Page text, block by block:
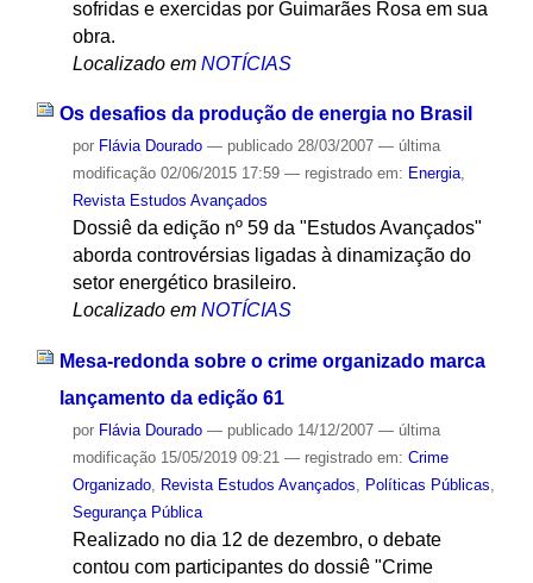
sofridas e exercidas por Guimarães Rosa em sua
obra.
Localizado em NOTÍCIAS
Os desafios da produção de energia no Brasil
por Flávia Dourado — publicado28/03/2007 — última
modificação02/06/2015 17:59 — registrado em: Energia,
Revista Estudos Avançados
Dossiê da edição nº 59 da "Estudos Avançados"
aborda controvérsias ligadas à dinamização do
setor energético brasileiro.
Localizado em NOTÍCIAS
Mesa-redonda sobre o crime organizado marca
lançamento da edição 61
por Flávia Dourado — publicado14/12/2007 — última
modificação15/05/2019 09:21 — registrado em: Crime
Organizado, Revista Estudos Avançados, Políticas Públicas,
Segurança Pública
Realizado no dia 12 de dezembro, o debate
contou com participantes do dossiê "Crime